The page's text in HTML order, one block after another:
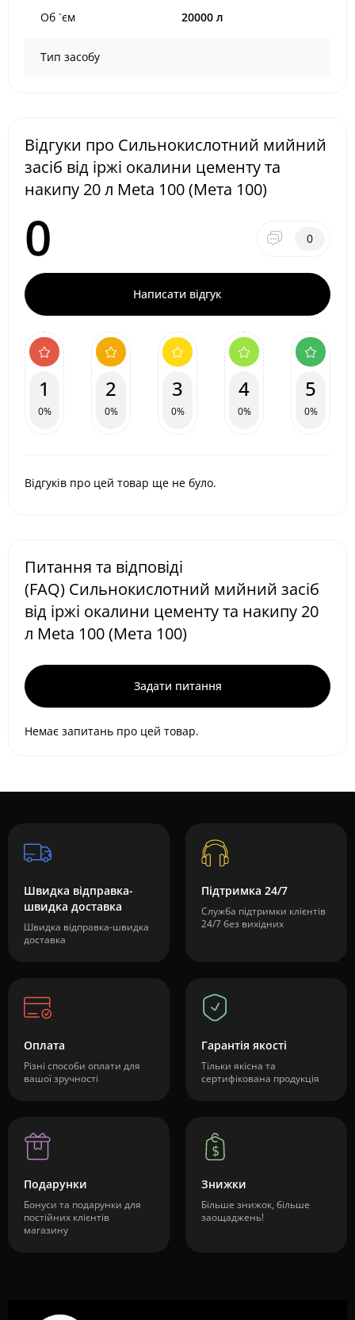
Об `єм 20000 л
Тип засобу
Відгуки про Сильнокислотний мийний
засіб від іржі окалини цементу та
накипу 20 л Meta 100 (Мета 100)
0 0
Написати відгук
1
0%
2
0%
3
0%
4
0%
5
0%
Відгуків про цей товар ще не було.
Питання та відповіді
(FAQ) Сильнокислотний мийний засіб
від іржі окалини цементу та накипу 20
л Meta 100 (Мета 100)
Задати питання
Немає запитань про цей товар.
Швидка відправка-
швидка доставка
Швидка відправка-швидка
доставка
Підтримка 24/7
Служба підтримки клієнтів
24/7 без вихідних
Оплата
Різні способи оплати для
вашої зручності
Гарантія якості
Тільки якісна та
сертифікована продукція
Подарунки
Бонуси та подарунки для
постійних клієнтів
магазину
Знижки
Більше знижок, більше
заощаджень!